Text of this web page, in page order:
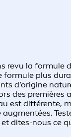
revu la formule
formule plus
d’origine
des premières
est différente,
dites-nous ce